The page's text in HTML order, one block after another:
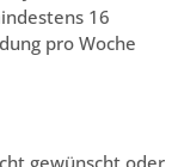
16
pro Woche
gewünscht oder